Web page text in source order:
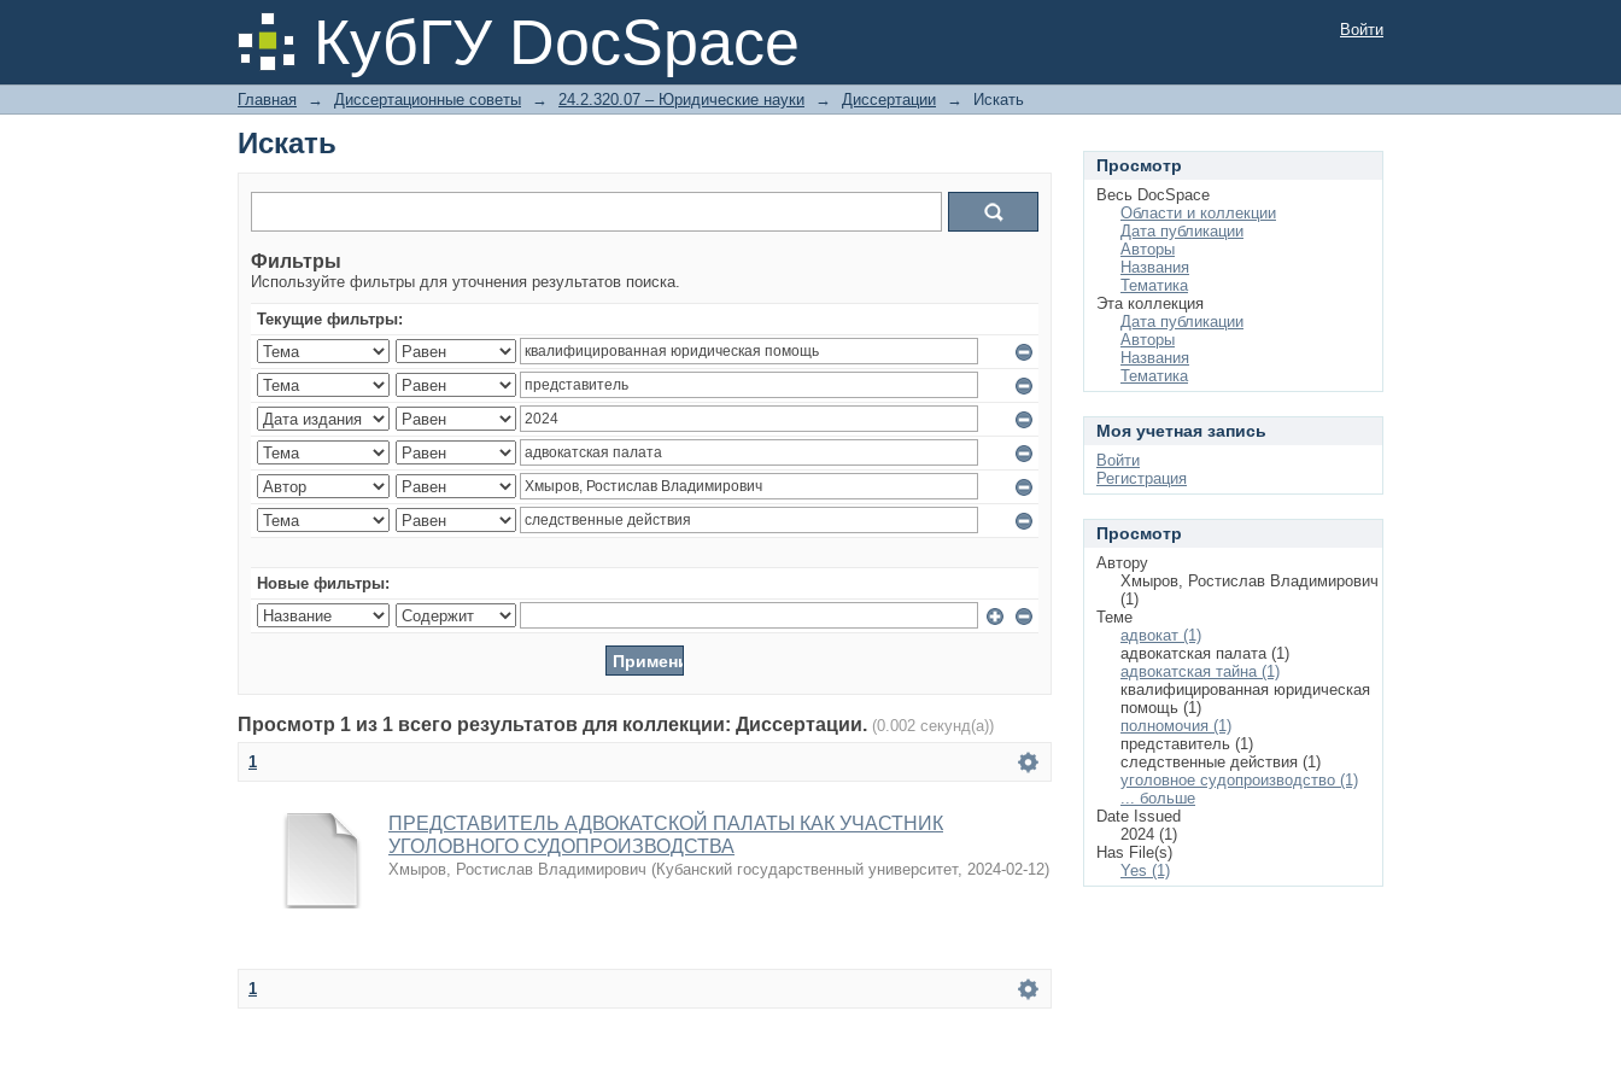
КубГУ DocSpace
Искать Войти
Главная → Диссертационные советы → 24.2.320.07 – Юридические науки → Диссертации → Искать
Искать
Фильтры
Используйте фильтры для уточнения результатов поиска.
Текущие фильтры:
Новые фильтры:
Просмотр 1 из 1 всего результатов для коллекции: Диссертации. (0.002 секунд(а))
1
ПРЕДСТАВИТЕЛЬ АДВОКАТСКОЙ ПАЛАТЫ КАК УЧАСТНИК
УГОЛОВНОГО СУДОПРОИЗВОДСТВА
Хмыров, Ростислав Владимирович (Кубанский государственный университет, 2024-02-12)
1
Просмотр
Весь DocSpace
Области и коллекции
Дата публикации
Авторы
Названия
Тематика
Эта коллекция
Дата публикации
Авторы
Названия
Тематика
Моя учетная запись
Войти
Регистрация
Просмотр
Автору
Хмыров, Ростислав Владимирович
(1)
Теме
адвокат (1)
адвокатская палата (1)
адвокатская тайна (1)
квалифицированная юридическая
помощь (1)
полномочия (1)
представитель (1)
следственные действия (1)
уголовное судопроизводство (1)
... больше
Date Issued
2024 (1)
Has File(s)
Yes (1)